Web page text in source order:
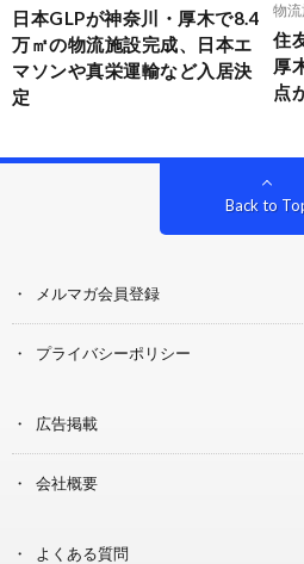
日本GLPが神奈川・厚木で8.4
万㎡の物流施設完成、日本エ
マソンや真栄運輸など入居決
定
物流
住
厚
点
Back to
メルマガ会員登録
プライバシーポリシー
広告掲載
会社概要
よくある質問